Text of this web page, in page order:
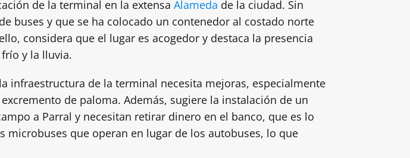
de la terminal en la extensa Alameda de la ciudad. Sin
buses y que se ha colocado un contenedor al costado norte
considera que el lugar es acogedor y destaca la presencia
y la lluvia.
infraestructura de la terminal necesita mejoras, especialmente
de paloma. Además, sugiere la instalación de un
a Parral y necesitan retirar dinero en el banco, que es lo
que operan en lugar de los autobuses, lo que